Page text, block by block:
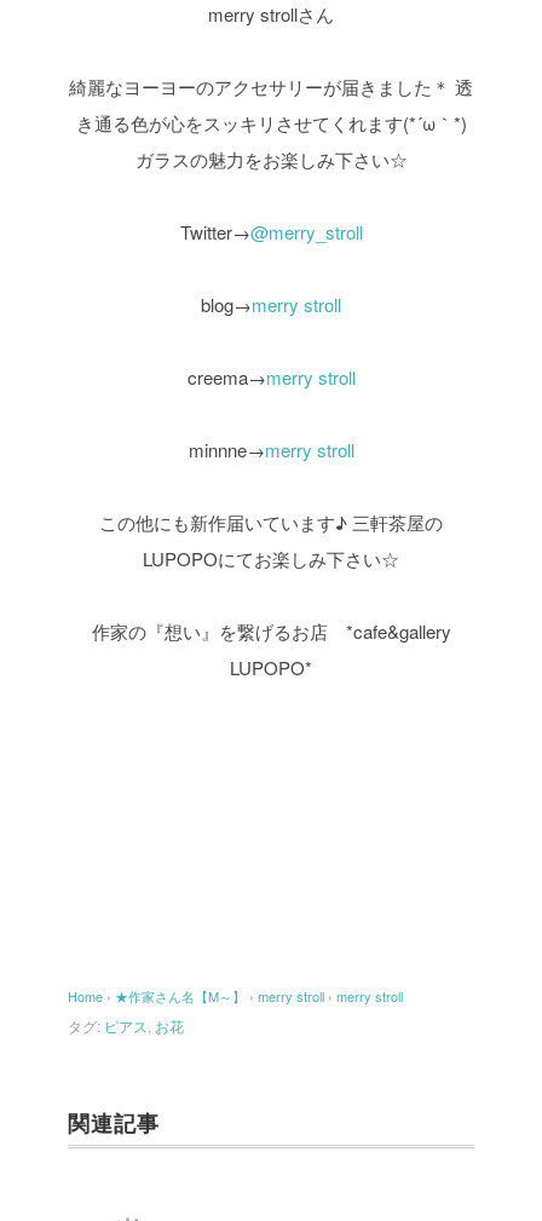
merry strollさん
綺麗なヨーヨーのアクセサリーが届きました＊ 透
き通る色が心をスッキリさせてくれます(*´ω｀*)
ガラスの魅力をお楽しみ下さい☆
Twitter→@merry_stroll
blog→merry stroll
creema→merry stroll
minnne→merry stroll
この他にも新作届いています♪ 三軒茶屋の
LUPOPOにてお楽しみ下さい☆
作家の『想い』を繋げるお店 *cafe&gallery
LUPOPO*
Home › ★作家さん名【M～】 › merry stroll › merry stroll
タグ: ピアス お花
関連記事